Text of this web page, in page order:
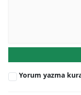
Yorum yazma